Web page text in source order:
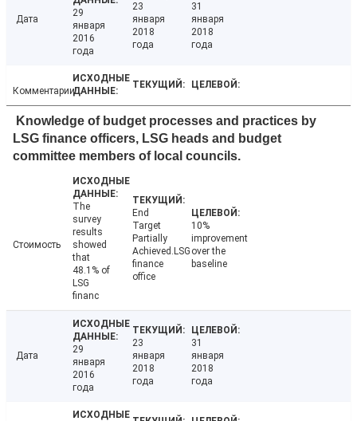
Дата
29
января
2016
года
23
января
2018
года
31
января
2018
года
Комментарии
Knowledge of budget processes and practices by
LSG finance officers, LSG heads and budget
committee members of local councils.
Стоимость
The
survey
results
showed
that
48.1% of
LSG
financ
End
Target
Partially
Achieved.LSG
finance
office
10%
improvement
over the
baseline
Дата
29
января
2016
года
23
января
2018
года
31
января
2018
года